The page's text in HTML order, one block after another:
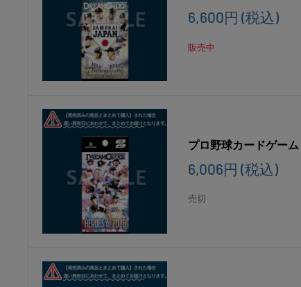
販
価
6,600円 (税込)
販売中
プロ野球カードゲーム
販
価
6,006円 (税込)
売切